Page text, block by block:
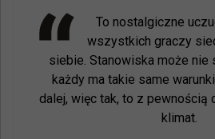
To nostalgiczne
wszystkich graczy
siebie. Stanowiska może nie
każdy ma takie same
dalej, więc tak, to z pewnością
klimat.